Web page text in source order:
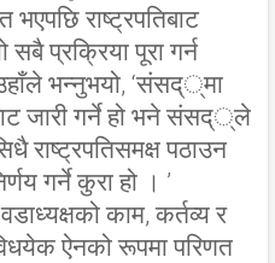
भएपछि राष्ट्रपतिबाट
प्रक्रिया पूरा गर्न
भन्नुभयो, ‘संसद््मा
जारी गर्ने हो भने संसद््ले
राष्ट्रपतिसमक्ष पठाउन
गर्ने कुरा हो । ’
काम, कर्तव्य र
ऐनको रूपमा परिणत